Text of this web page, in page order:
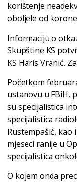
korištenje
oboljele od
Informaciju o
Skupštine KS
KS Haris Vranić.
Početkom
ustanovu u FBiH,
su specijalistica
specijalistica
Rustempašić, kao
mjeseci ranije u
specijalistica
O kojem onda